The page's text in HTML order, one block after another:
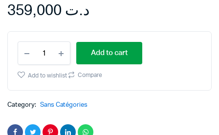
د.ت
LiPo
6S
Zeee
6000mAh
50C
XT90
Add to cart
Add to wishlist Compare
Category: Sans Catégories